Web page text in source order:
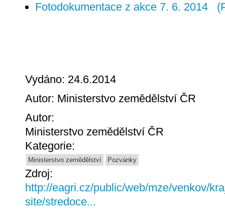
Fotodokumentace z akce 7. 6. 2014
Vydáno: 24.6.2014
Autor: Ministerstvo zemědělství ČR
Autor:
Ministerstvo zemědělství ČR
Kategorie:
Ministerstvo zemědělství Pozvánky
Zdroj:
http://eagri.cz/public/web/mze/venkov/
site/stredoce...